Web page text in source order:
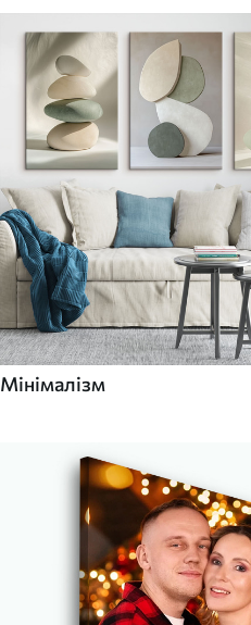
Мінімалізм